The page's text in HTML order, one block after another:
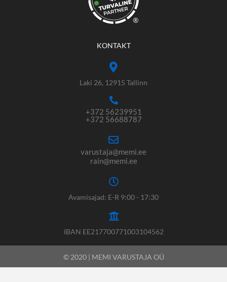
®
KONTAKT
Laki 26, 12915 Tallinn
+372 56239951
+372 56688787
varustaja@memi.ee
rain@memi.ee
Avamisajad: E-R 9:00 - 17:30
IBAN EE217700771003104562
© 2020 | MEMI VARUSTAJA OÜ